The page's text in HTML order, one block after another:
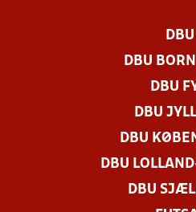
DBU
DBU
DBU
DBU
DBU
DBU
DBU